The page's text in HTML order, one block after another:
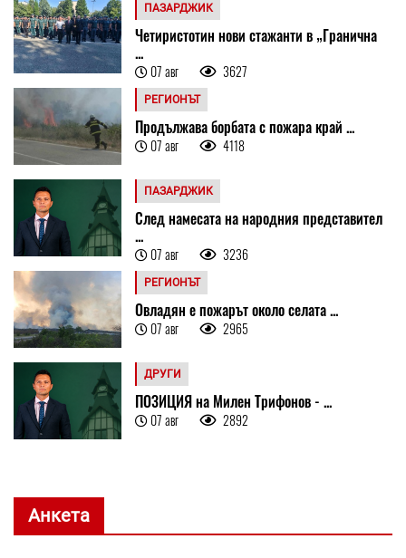
ПАЗАРДЖИК
Четиристотин нови стажанти в „Гранична
...
07 авг 3627
РЕГИОНЪТ
Продължава борбата с пожара край ...
07 авг 4118
ПАЗАРДЖИК
След намесата на народния представител
...
07 авг 3236
РЕГИОНЪТ
Овладян е пожарът около селата ...
07 авг 2965
ДРУГИ
ПОЗИЦИЯ на Милен Трифонов - ...
07 авг 2892
Анкета